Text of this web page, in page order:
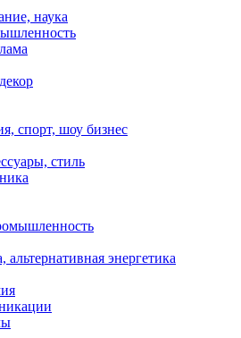
наука
спорт, шоу бизнес
стиль
альтернативная энергетика